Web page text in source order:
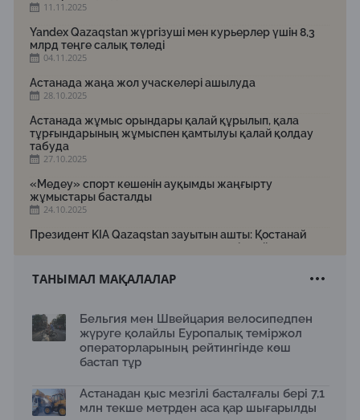
11.11.2025
Yandex Qazaqstan жүргізуші мен курьерлер үшін 8,3
млрд теңге салық төледі
04.11.2025
Астанада жаңа жол учаскелері ашылуда
28.10.2025
Астанада жұмыс орындары қалай құрылып, қала
тұрғындарының жұмыспен қамтылуы қалай қолдау
табуда
27.10.2025
«Медеу» спорт кешенін ауқымды жаңғырту
жұмыстары басталды
24.10.2025
Президент KIA Qazaqstan зауытын ашты: Қостанай
жаңа индустриялық тартылыс нүктесіне айналуда
Астанада заманауи өнердің халықаралық жәрмеңкесі
Қазақстанда «Тасымалдаушы» республикалық
акциясы өтуде: 13 мыңнан астам заңбұзушылық
анықталды
«Қалбатау – Майқапшағай» тасжолында көлік
қозғалысы толық ашылды
ТАНЫМАЛ МАҚАЛАЛАР
Бельгия мен Швейцария велосипедпен
жүруге қолайлы Еуропалық теміржол
операторларының рейтингінде көш
бастап тұр
Астанадан қыс мезгілі басталғалы бері 7,1
млн текше метрден аса қар шығарылды